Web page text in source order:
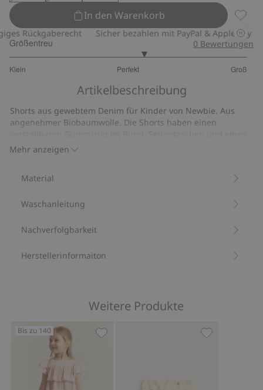
In den Warenkorb
Rückgaberecht Sicher bezahlen mit PayPal & Apple Pay
Größentreu
Klein Perfekt Groß
von
15
Bewertungen
0 Bewertungen
Artikelbeschreibung
Mehr anzeigen
Shorts aus gewebtem Denim für Kinder von Newbie. Aus
angenehmer Biobaumwolle. Die Shorts haben einen
charmanten Wellenrand an den Beinabschlüssen.
Verstellbarer elastischer Bund.
Enthält 100 % Biobaumwolle.
Bio-Baumwolle –GOTS
Material
Waschanleitung
Nachverfolgbarkeit
Herstellerinformaiton
Weitere Produkte
Bis zu 140